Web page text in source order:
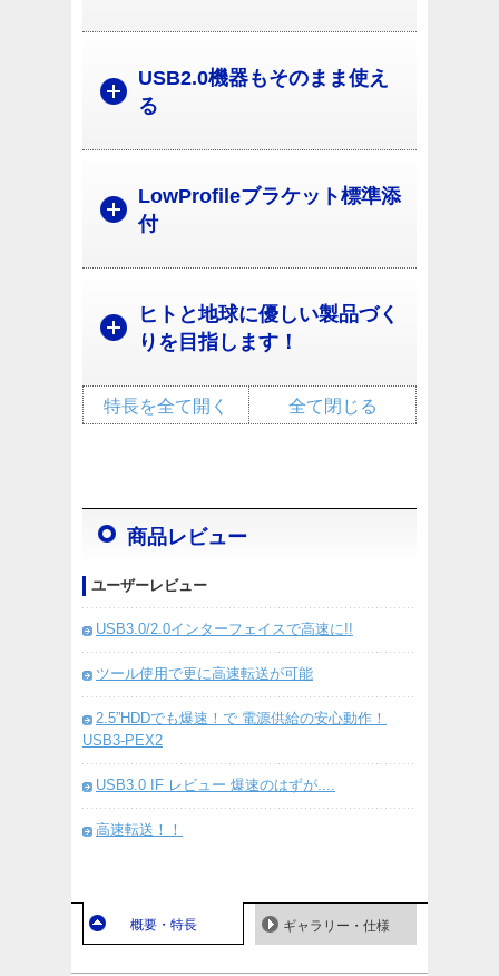
USB2.0機器もそのまま使え
る
LowProfileブラケット標準添
付
ヒトと地球に優しい製品づく
りを目指します！
全て閉じる
特長を全て開く
商品レビュー
ユーザーレビュー
USB3.0/2.0インターフェイスで高速に!!
ツール使用で更に高速転送が可能
2.5”HDDでも爆速！で 電源供給の安心動作！
USB3-PEX2
USB3.0 IF レビュー 爆速のはずが....
高速転送！！
概要・特長 ギャラリー・仕様